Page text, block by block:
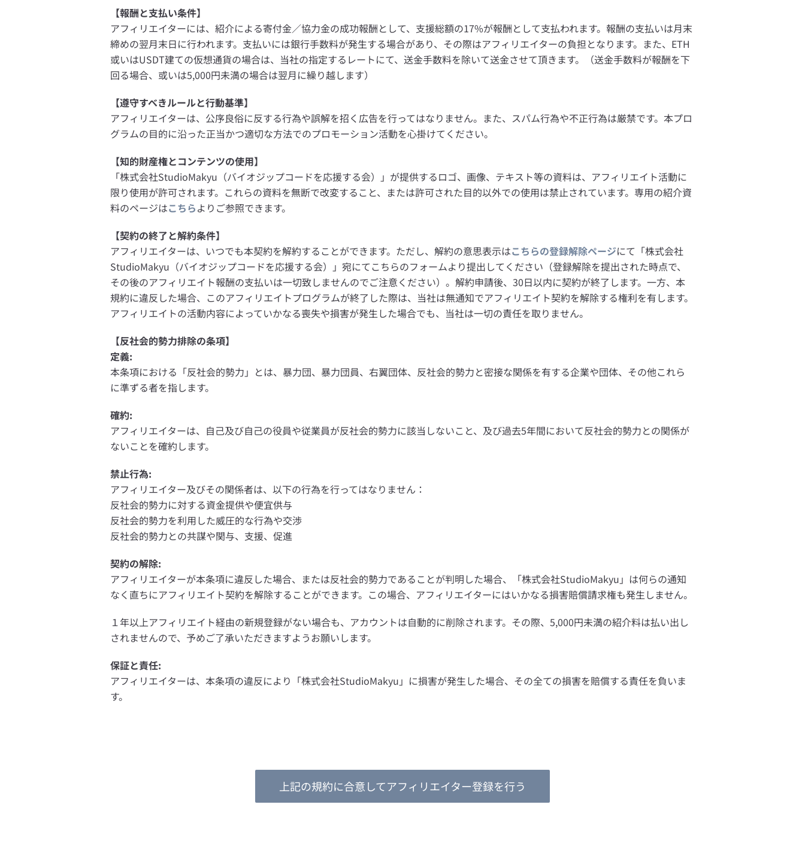
【報酬と支払い条件】
アフィリエイターには、紹介による寄付金／協力金の成功報酬として、支援総額の17%が報酬として支払われます。報酬の支払いは月末
締めの翌月末日に行われます。支払いには銀行手数料が発生する場合があり、その際はアフィリエイターの負担となります。また、ETH
或いはUSDT建ての仮想通貨の場合は、当社の指定するレートにて、送金手数料を除いて送金させて頂きます。（送金手数料が報酬を下
回る場合、或いは5,000円未満の場合は翌月に繰り越します）
【遵守すべきルールと行動基準】
アフィリエイターは、公序良俗に反する行為や誤解を招く広告を行ってはなりません。また、スパム行為や不正行為は厳禁です。本プロ
グラムの目的に沿った正当かつ適切な方法でのプロモーション活動を心掛けてください。
【知的財産権とコンテンツの使用】
「株式会社StudioMakyu（バイオジップコードを応援する会）」が提供するロゴ、画像、テキスト等の資料は、アフィリエイト活動に
限り使用が許可されます。これらの資料を無断で改変すること、または許可された目的以外での使用は禁止されています。専用の紹介資
料のページはこちらよりご参照できます。
【契約の終了と解約条件】
アフィリエイターは、いつでも本契約を解約することができます。ただし、解約の意思表示はこちらの登録解除ページにて「株式会社
StudioMakyu（バイオジップコードを応援する会）」宛にてこちらのフォームより提出してください（登録解除を提出された時点で、
その後のアフィリエイト報酬の支払いは一切致しませんのでご注意ください）。解約申請後、30日以内に契約が終了します。一方、本
規約に違反した場合、このアフィリエイトプログラムが終了した際は、当社は無通知でアフィリエイト契約を解除する権利を有します。
アフィリエイトの活動内容によっていかなる喪失や損害が発生した場合でも、当社は一切の責任を取りません。
【反社会的勢力排除の条項】
定義:
本条項における「反社会的勢力」とは、暴力団、暴力団員、右翼団体、反社会的勢力と密接な関係を有する企業や団体、その他これら
に準ずる者を指します。
確約:
アフィリエイターは、自己及び自己の役員や従業員が反社会的勢力に該当しないこと、及び過去5年間において反社会的勢力との関係が
ないことを確約します。
禁止行為:
アフィリエイター及びその関係者は、以下の行為を行ってはなりません：
反社会的勢力に対する資金提供や便宜供与
反社会的勢力を利用した威圧的な行為や交渉
反社会的勢力との共謀や関与、支援、促進
契約の解除:
アフィリエイターが本条項に違反した場合、または反社会的勢力であることが判明した場合、「株式会社StudioMakyu」は何らの通知
なく直ちにアフィリエイト契約を解除することができます。この場合、アフィリエイターにはいかなる損害賠償請求権も発生しません。
１年以上アフィリエイト経由の新規登録がない場合も、アカウントは自動的に削除されます。その際、5,000円未満の紹介料は払い出し
されませんので、予めご了承いただきますようお願いします。
保証と責任:
アフィリエイターは、本条項の違反により「株式会社StudioMakyu」に損害が発生した場合、その全ての損害を賠償する責任を負いま
す。
上記の規約に合意してアフィリエイター登録を行う